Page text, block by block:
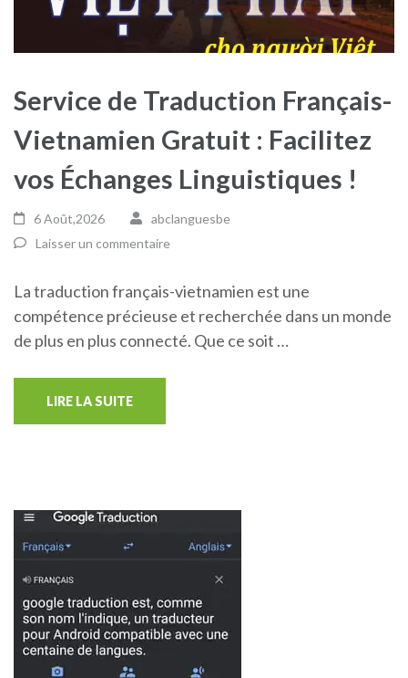
Service de Traduction Français-
Vietnamien Gratuit : Facilitez
vos Échanges Linguistiques !
6 Août,2026
abclanguesbe
Laisser un commentaire
La traduction français-vietnamien est une
compétence précieuse et recherchée dans un monde
de plus en plus connecté. Que ce soit …
LIRE LA SUITE